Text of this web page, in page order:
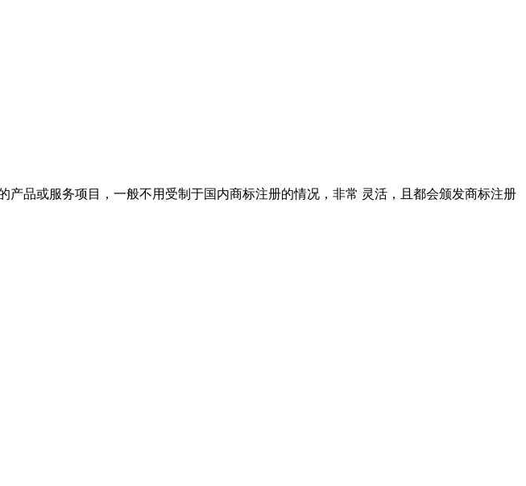
品或服务项目，一般不用受制于国内商标注册的情况，非常 灵活，且都会颁发商标注册